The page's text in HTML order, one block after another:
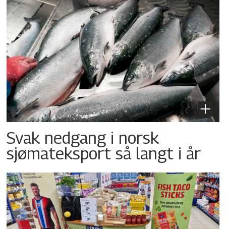
Svak nedgang i norsk
sjømateksport så langt i år